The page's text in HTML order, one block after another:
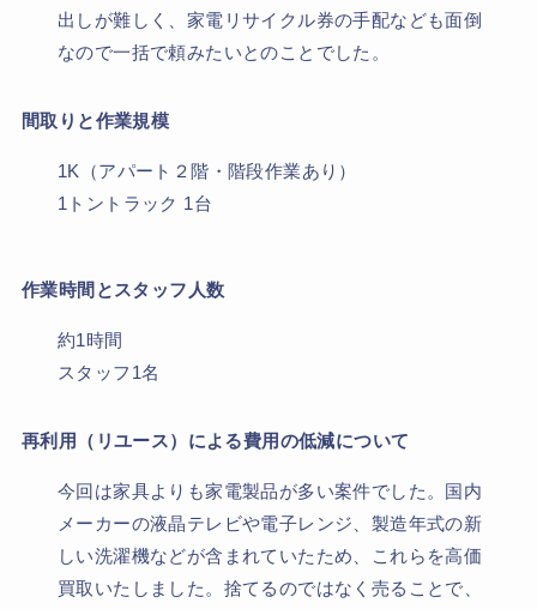
出しが難しく、家電リサイクル券の手配なども面倒
なので一括で頼みたいとのことでした。
間取りと作業規模
1K（アパート２階・階段作業あり）
1トントラック 1台
作業時間とスタッフ人数
約1時間
スタッフ1名
再利用（リユース）による費用の低減について
今回は家具よりも家電製品が多い案件でした。国内
メーカーの液晶テレビや電子レンジ、製造年式の新
しい洗濯機などが含まれていたため、これらを高価
買取いたしました。捨てるのではなく売ることで、